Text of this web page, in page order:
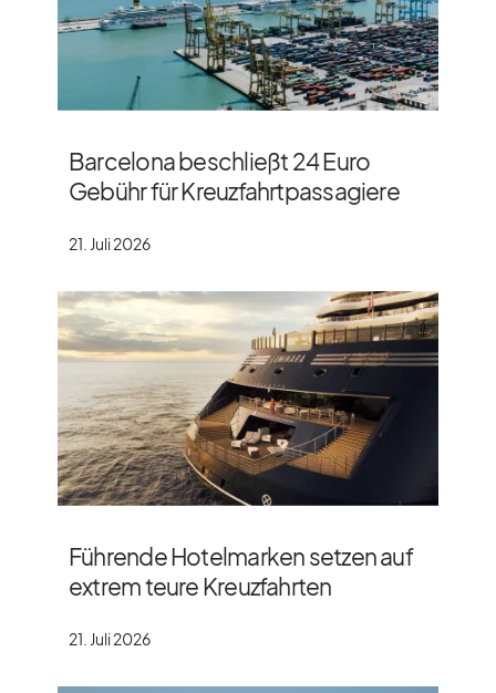
Barcelona beschließt 24 Euro
Gebühr für Kreuzfahrtpassagiere
21. Juli 2026
Führende Hotelmarken setzen auf
extrem teure Kreuzfahrten
21. Juli 2026